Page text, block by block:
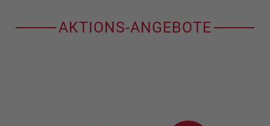
AKTIONS-ANGEBOTE